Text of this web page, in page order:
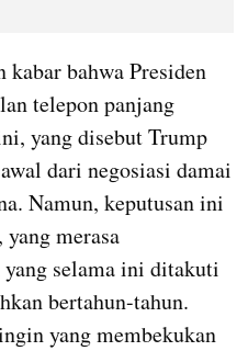
bahwa Presiden
telepon panjang
yang disebut Trump
dari negosiasi damai
Namun, keputusan ini
merasa
selama ini ditakuti
bertahun-tahun.
yang membekukan